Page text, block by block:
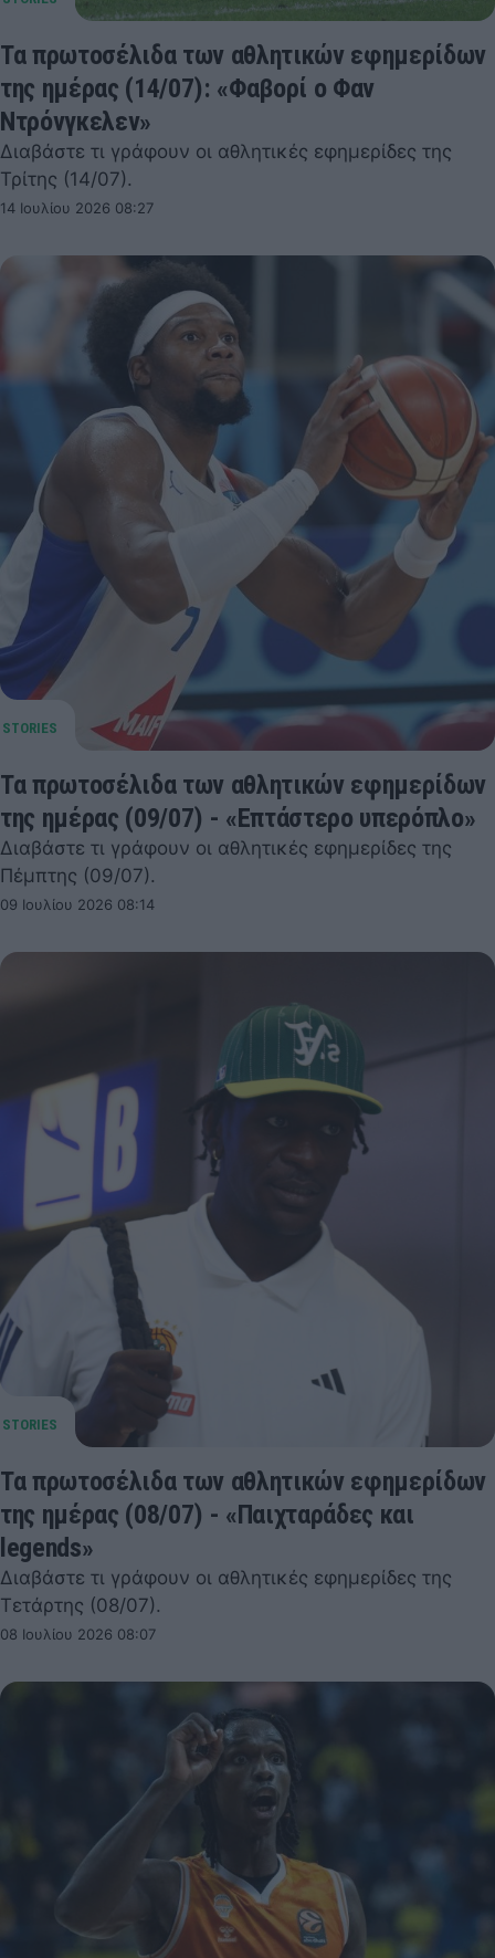
Τα πρωτοσέλιδα των αθλητικών εφημερίδων
της ημέρας (14/07): «Φαβορί ο Φαν
Ντρόνγκελεν»
Διαβάστε τι γράφουν οι αθλητικές εφημερίδες της
Τρίτης (14/07).
14 Ιουλίου 2026 08:27
Τα πρωτοσέλιδα των αθλητικών εφημερίδων
της ημέρας (09/07) - «Επτάστερο υπερόπλο»
Διαβάστε τι γράφουν οι αθλητικές εφημερίδες της
Πέμπτης (09/07).
09 Ιουλίου 2026 08:14
Τα πρωτοσέλιδα των αθλητικών εφημερίδων
της ημέρας (08/07) - «Παιχταράδες και
legends»
Διαβάστε τι γράφουν οι αθλητικές εφημερίδες της
Τετάρτης (08/07).
08 Ιουλίου 2026 08:07